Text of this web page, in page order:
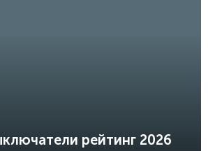
рейтинг 2026